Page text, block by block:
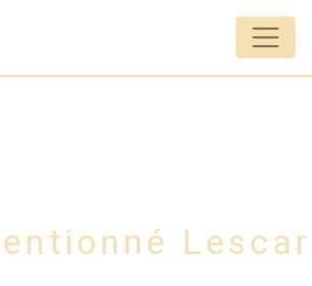
Lescar